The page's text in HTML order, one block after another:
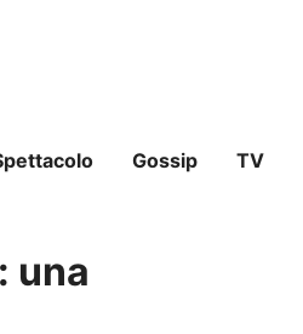
Gossip TV
una